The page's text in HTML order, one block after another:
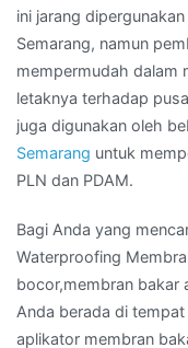
ini jarang
Semarang, namun
mempermudah dalam
letaknya terhadap
juga digunakan oleh
Semarang untuk
PLN dan PDAM.
Bagi Anda yang
Waterproofing
bocor,membran bakar
Anda berada di
aplikator membran